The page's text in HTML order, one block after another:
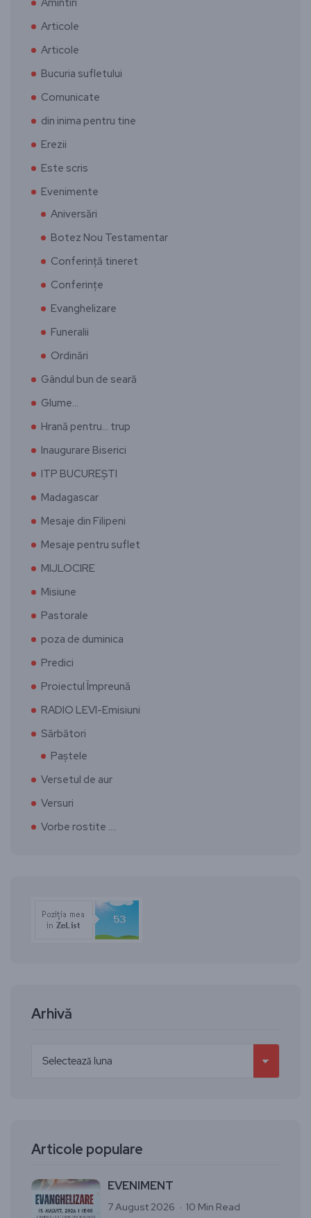
Amintiri
Articole
Articole
Bucuria sufletului
Comunicate
din inima pentru tine
Erezii
Este scris
Evenimente
Aniversări
Botez Nou Testamentar
Conferință tineret
Conferințe
Evanghelizare
Funeralii
Ordinări
Gândul bun de seară
Glume…
Hrană pentru… trup
Inaugurare Biserici
ITP BUCUREȘTI
Madagascar
Mesaje din Filipeni
Mesaje pentru suflet
MIJLOCIRE
Misiune
Pastorale
poza de duminica
Predici
Proiectul Împreună
RADIO LEVI-Emisiuni
Sărbători
Paștele
Versetul de aur
Versuri
Vorbe rostite ….
Arhivă
Articole populare
EVENIMENT
7 August 2026 10 Min Read